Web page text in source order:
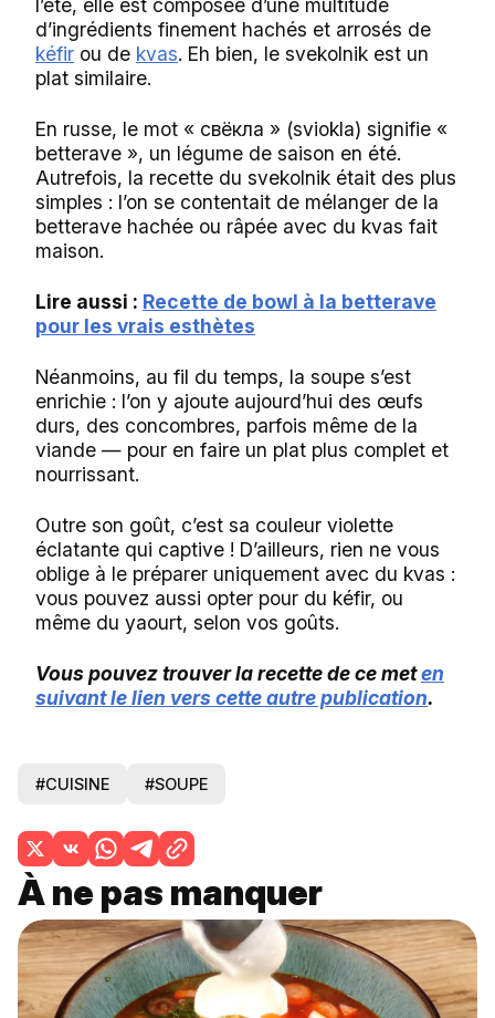
l’été, elle est composée d’une multitude
d’ingrédients finement hachés et arrosés de
kéfir ou de kvas. Eh bien, le svekolnik est un
plat similaire.
En russe, le mot « свёкла » (sviokla) signifie «
betterave », un légume de saison en été.
Autrefois, la recette du svekolnik était des plus
simples : l’on se contentait de mélanger de la
betterave hachée ou râpée avec du kvas fait
maison.
Lire aussi : Recette de bowl à la betterave
pour les vrais esthètes
Néanmoins, au fil du temps, la soupe s’est
enrichie : l’on y ajoute aujourd’hui des œufs
durs, des concombres, parfois même de la
viande — pour en faire un plat plus complet et
nourrissant.
Outre son goût, c’est sa couleur violette
éclatante qui captive ! D’ailleurs, rien ne vous
oblige à le préparer uniquement avec du kvas :
vous pouvez aussi opter pour du kéfir, ou
même du yaourt, selon vos goûts.
Vous pouvez trouver la recette de ce meten
suivant le lien vers cette autre publication.
#CUISINE #SOUPE
À ne pas manquer